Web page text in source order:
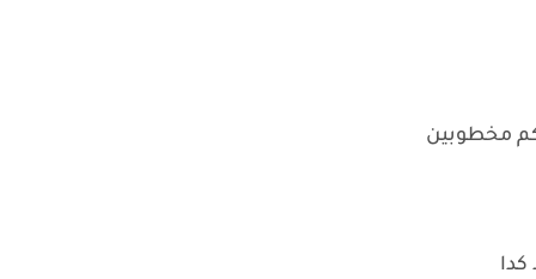
مخطوبين